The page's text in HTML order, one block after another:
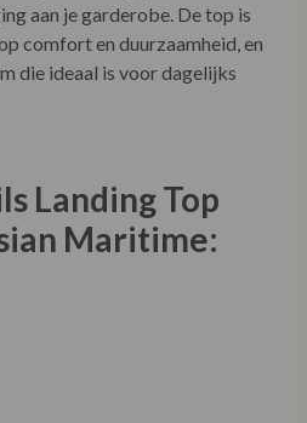
aan je garderobe. De top is
comfort en duurzaamheid, en
die ideaal is voor dagelijks
Landing Top
Maritime:
katoen, 4% elastane
Maritime